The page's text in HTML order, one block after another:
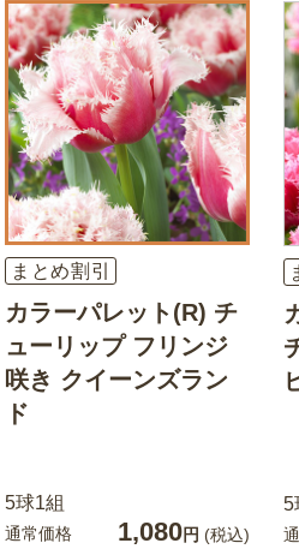
まとめ割引
カラーパレット(R) チ
ューリップ フリンジ
咲き クイーンズラン
ド
5球1組
通常価格 1,080円 (税込)
5